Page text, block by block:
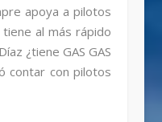
apoya a pilotos
al más rápido
¿tiene GAS GAS
contar con pilotos